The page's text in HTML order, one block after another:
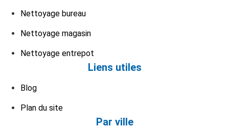
Nettoyage bureau
Nettoyage magasin
Nettoyage entrepot
Liens utiles
Blog
Plan du site
Par ville